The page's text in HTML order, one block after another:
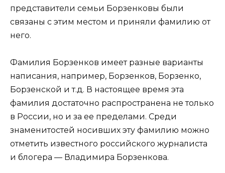
представители семьи Борзенковы были
связаны с этим местом и приняли фамилию от
него.
Фамилия Борзенков имеет разные варианты
написания, например, Борзенков, Борзенко,
Борзенской и т.д. В настоящее время эта
фамилия достаточно распространена не только
в России, но и за ее пределами. Среди
знаменитостей носивших эту фамилию можно
отметить известного российского журналиста
и блогера — Владимира Борзенкова.